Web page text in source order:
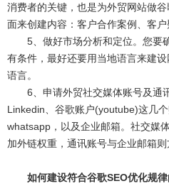
消费者的关键，也是为外贸网站做
面来创建内容：客户合作案例、客户
5、做好市场分析和定位。您要
有条件，最好还要用当地语言来建
语言。
6、申请外贸社交媒体账号及通讯
Linkedin、谷歌账户(youtube)这几
whatsapp，以及企业邮箱。社交媒
加外链权重，通讯账号与企业邮箱
如何建设符合谷歌SEO优化规